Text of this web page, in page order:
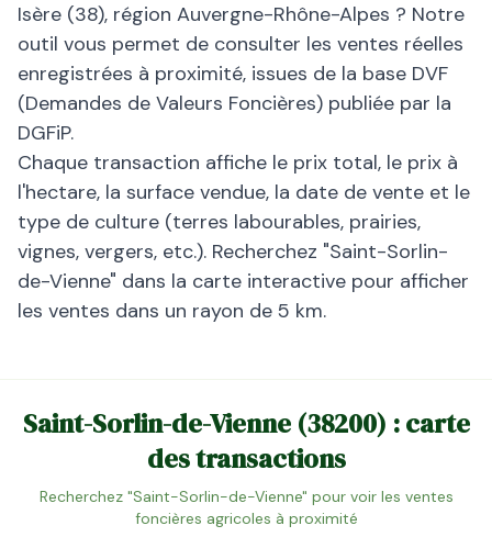
Isère (38), région Auvergne-Rhône-Alpes ? Notre
outil vous permet de consulter les ventes réelles
enregistrées à proximité, issues de la base DVF
(Demandes de Valeurs Foncières) publiée par la
DGFiP.
Chaque transaction affiche le prix total, le prix à
l'hectare, la surface vendue, la date de vente et le
type de culture (terres labourables, prairies,
vignes, vergers, etc.). Recherchez "Saint-Sorlin-
de-Vienne" dans la carte interactive pour afficher
les ventes dans un rayon de 5 km.
Saint-Sorlin-de-Vienne(38200) : carte
des transactions
Recherchez "Saint-Sorlin-de-Vienne" pour voir les ventes
foncières agricoles à proximité